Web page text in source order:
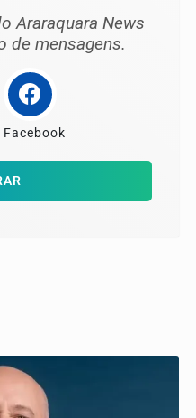
Araraquara News
de mensagens.
Facebook